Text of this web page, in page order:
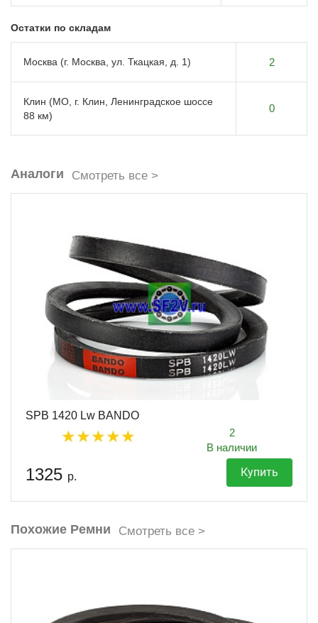
Остатки по складам
Москва (г. Москва, ул. Ткацкая, д. 1) 2
Клин (МО, г. Клин, Ленинградское шоссе
88 км)
0
Аналоги Смотреть все >
SPB 1420 Lw BANDO
2
В наличии
1325 р. Купить
Похожие Ремни Смотреть все >